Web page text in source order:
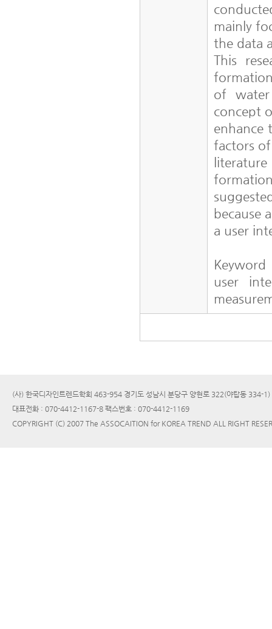
mainly
the data
This
of water
concept
factors
because
a user
Keyword
user
(사) 한국디자인트렌드학회 463-954 경기도 성남시 분당구 양현로 322(야탑동 334-
대표전화 : 070-4412-1167-8 팩스번호 : 070-4412-1169
COPYRIGHT (C) 2007 The ASSOCAITION for KOREA TREND ALL RIGHT